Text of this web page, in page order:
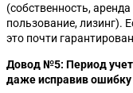
(собственность,
пользование,
это почти
Довод №5: Период
даже исправив ошибку